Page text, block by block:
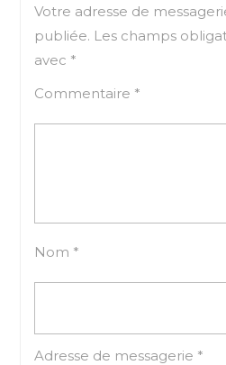
Votre adresse de
publiée. Les champs
avec *
Commentaire *
Nom *
Adresse de messagerie *